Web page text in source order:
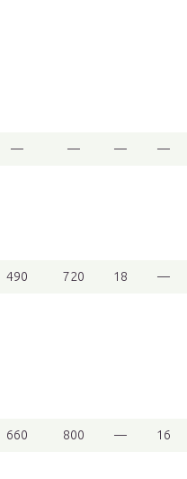
— — — —
490 720 18 —
660 800 — 16